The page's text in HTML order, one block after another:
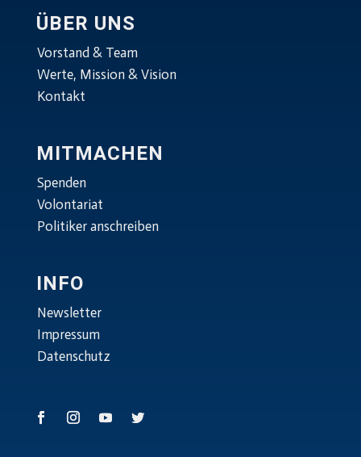
ÜBER UNS
Vorstand & Team
Werte, Mission & Vision
Kontakt
MITMACHEN
Spenden
Volontariat
Politiker anschreiben
INFO
Newsletter
Impressum
Datenschutz